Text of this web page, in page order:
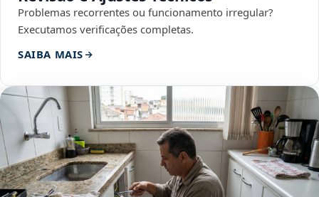
Problemas recorrentes ou funcionamento irregular?
Executamos verificações completas.
SAIBA MAIS